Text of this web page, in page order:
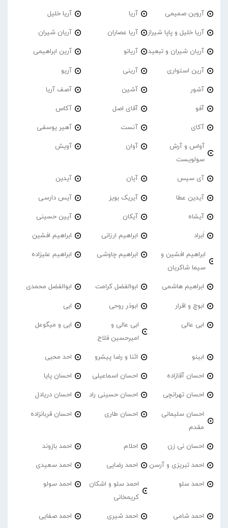
آروین صمیمی آریا آریا خلیل
آریا خلیل و پاپا شیراز آریا عصاران آریان شیران
آریان شیران و تبعید آریانو آرین ابراهیمی
آرین استواری آرینی آریو
آشور آشین آصف آریا
آفو آقای اصل آکاس
آکای آنست آهیر یوسفی
آواس و آرش
سولویست
آوان آویش
آی سیس آیان آیدین
آیدین عطا آیریک بویز آیس دارسی
آیشاه آیکان آیین حسینی
اَبراد ابراهیم ارزانی ابراهیم افشین
ابراهیم افشین و
سیما شاکریان
ابراهیم چاوشی ابراهیم علیزاده
ابراهیم هاشمی ابوالفضل کرامت ابوالفضل محمدی
ابوچ و اقرار ابوذر روحی ابی
ابی عالی
ابی عالی و
امیرحسین فلاح
ابی و میگوعل
ابینو اثنا و رضا پیشرو احد محبی
احسان آقازاده احسان اسماعیلی احسان پایا
احسان تهرانچی احسان حسینی راد احسان دریادل
احسان سلیمانی
مقدم
احسان طاری احسان قربانزاده
احسان نی زن احلام احمد بازوند
احمد تبریزی و آرسن احمد‌ رضایی احمد سعیدی
احمد سلو
احمد سلو و اشکان
کریمخانی
احمد سولو
احمد شامی احمد شیری احمد صفایی